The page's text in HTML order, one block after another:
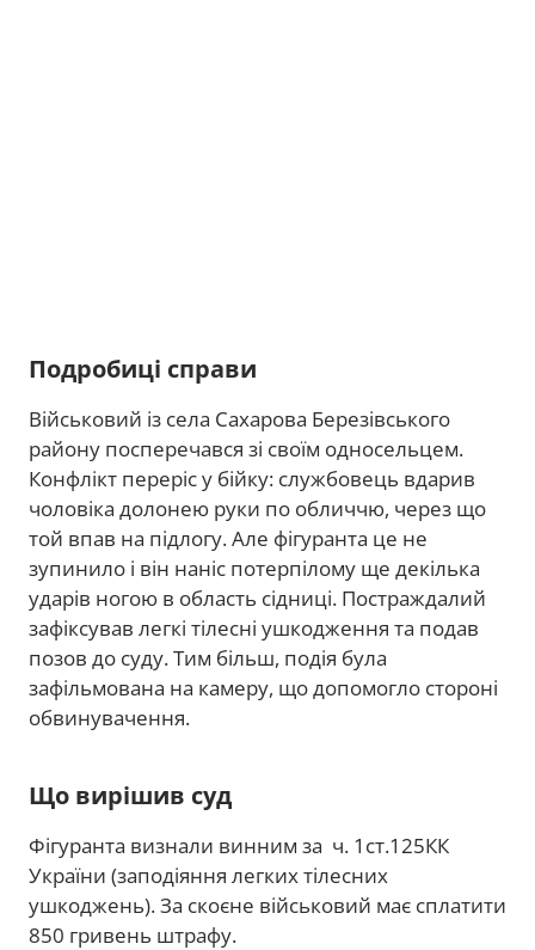
Подробиці справи
Військовий із села Сахарова Березівського
району посперечався зі своїм односельцем.
Конфлікт переріс у бійку: службовець вдарив
чоловіка долонею руки по обличчю, через що
той впав на підлогу. Але фігуранта це не
зупинило і він наніс потерпілому ще декілька
ударів ногою в область сідниці. Постраждалий
зафіксував легкі тілесні ушкодження та подав
позов до суду. Тим більш, подія була
зафільмована на камеру, що допомогло стороні
обвинувачення.
Що вирішив суд
Фігуранта визнали винним за ч. 1ст.125КК
України (заподіяння легких тілесних
ушкоджень). За скоєне військовий має сплатити
850 гривень штрафу.